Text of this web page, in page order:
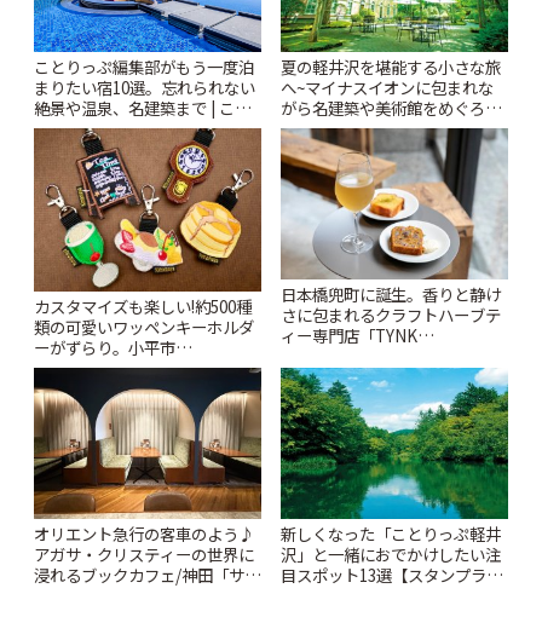
ことりっぷ編集部がもう一度泊
まりたい宿10選。忘れられない
絶景や温泉、名建築まで | こと
りっぷ
夏の軽井沢を堪能する小さな旅
へ~マイナスイオンに包まれな
がら名建築や美術館をめぐろう
~ | ことりっぷ
カスタマイズも楽しい!約500種
類の可愛いワッペンキーホルダ
ーがずらり。小平市
「Kimamaya T&K」 | ことりっ
ぷ
日本橋兜町に誕生。香りと静け
さに包まれるクラフトハーブテ
ィー専門店「TYNK
オリエント急行の客車のよう♪
アガサ・クリスティーの世界に
浸れるブックカフェ/神田「サロ
新しくなった「ことりっぷ軽井
沢」と一緒におでかけしたい注
目スポット13選【スタンプラリ